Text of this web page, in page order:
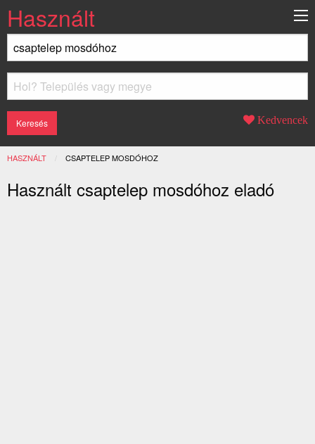
Használt
Kedvencek
HASZNÁLT JELENLEGI:
CSAPTELEP MOSDÓHOZ
Használt csaptelep mosdóhoz eladó